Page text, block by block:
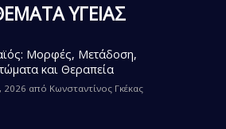
ΥΓΕΙΑΣ
Μορφές, Μετάδοση,
και Θεραπεία
2026 από Κωνσταντίνος Γκέκας